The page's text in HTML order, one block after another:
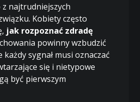
najtrudniejszych
Kobiety często
jak rozpoznać zdradę
powinny wzbudzić
każdy sygnał musi oznaczać
się i nietypowe
być pierwszym